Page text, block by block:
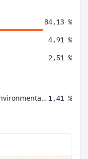
84,13 %
4,91 %
2,51 %
BlackRock ICS US Dollar Liquid Environmentally Aware Fund Agency Inc 1,41 %